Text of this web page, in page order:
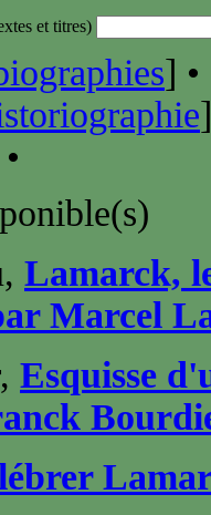
et titres)
] •
Lamarck,
Marcel
Esquisse